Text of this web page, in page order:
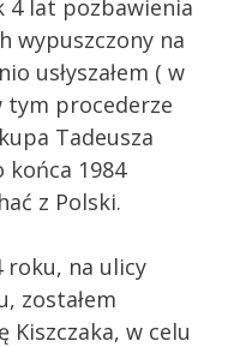
4 lat pozbawienia
wypuszczony na
usłyszałem ( w
tym procederze
Tadeusza
końca 1984
z Polski.
roku, na ulicy
zostałem
w celu